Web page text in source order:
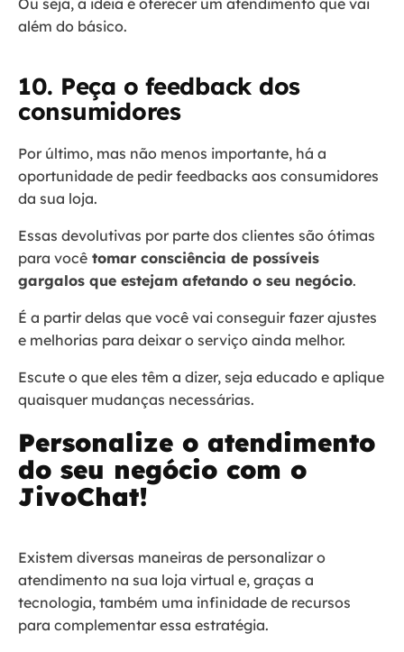
Ou seja, a ideia é oferecer um atendimento que vai
além do básico.
10. Peça o feedback dos
consumidores
Por último, mas não menos importante, há a
oportunidade de pedir feedbacks aos consumidores
da sua loja.
Essas devolutivas por parte dos clientes são ótimas
para você tomar consciência de possíveis
gargalos que estejam afetando o seu negócio.
É a partir delas que você vai conseguir fazer ajustes
e melhorias para deixar o serviço ainda melhor.
Escute o que eles têm a dizer, seja educado e aplique
quaisquer mudanças necessárias.
Personalize o atendimento
do seu negócio com o
JivoChat!
Existem diversas maneiras de personalizar o
atendimento na sua loja virtual e, graças a
tecnologia, também uma infinidade de recursos
para complementar essa estratégia.